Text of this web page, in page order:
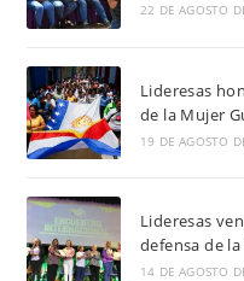
22 DE AGOSTO
Lideresas
de la Mujer
19 DE AGOSTO
Lideresas
defensa de
14 DE AGOSTO